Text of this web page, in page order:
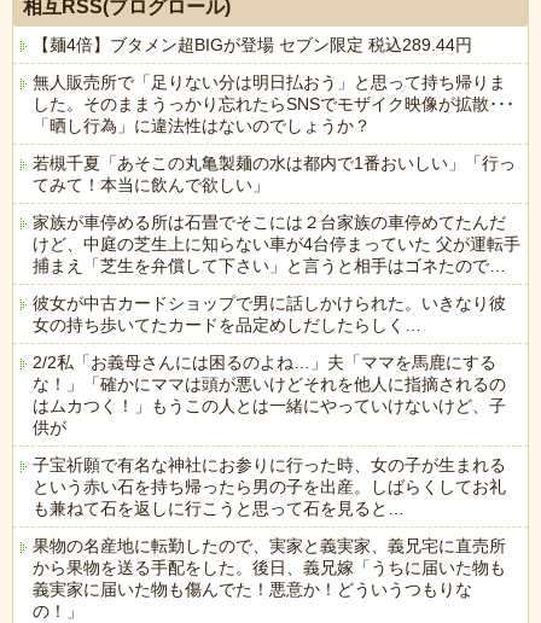
相互RSS(ブログロール)
【麺4倍】ブタメン超BIGが登場 セブン限定 税込289.44円
無人販売所で「足りない分は明日払おう」と思って持ち帰りま
した。そのままうっかり忘れたらSNSでモザイク映像が拡散･･･
「晒し行為」に違法性はないのでしょうか？
若槻千夏「あそこの丸亀製麺の水は都内で1番おいしい」「行っ
てみて！本当に飲んで欲しい」
家族が車停める所は石畳でそこには２台家族の車停めてたんだ
けど、中庭の芝生上に知らない車が4台停まっていた 父が運転手
捕まえ「芝生を弁償して下さい」と言うと相手はゴネたので…
彼女が中古カードショップで男に話しかけられた。いきなり彼
女の持ち歩いてたカードを品定めしだしたらしく…
2/2私「お義母さんには困るのよね…」夫「ママを馬鹿にする
な！」「確かにママは頭が悪いけどそれを他人に指摘されるの
はムカつく！」もうこの人とは一緒にやっていけないけど、子
供が
子宝祈願で有名な神社にお参りに行った時、女の子が生まれる
という赤い石を持ち帰ったら男の子を出産。しばらくしてお礼
も兼ねて石を返しに行こうと思って石を見ると…
果物の名産地に転勤したので、実家と義実家、義兄宅に直売所
から果物を送る手配をした。後日、義兄嫁「うちに届いた物も
義実家に届いた物も傷んでた！悪意か！どういうつもりな
の！」